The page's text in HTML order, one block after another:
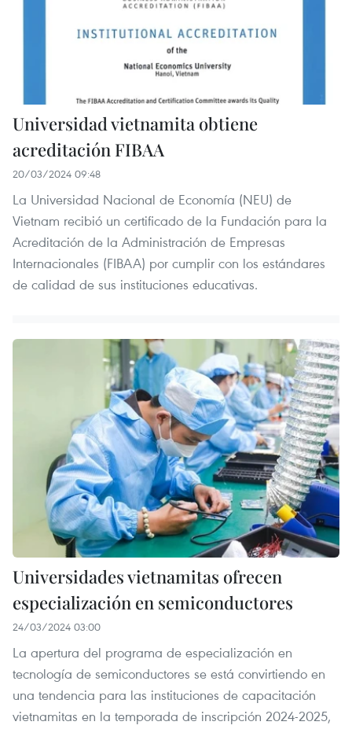
Universidad vietnamita obtiene
acreditación FIBAA
20/03/2024 09:48
La Universidad Nacional de Economía (NEU) de
Vietnam recibió un certificado de la Fundación para la
Acreditación de la Administración de Empresas
Internacionales (FIBAA) por cumplir con los estándares
de calidad de sus instituciones educativas.
Universidades vietnamitas ofrecen
especialización en semiconductores
24/03/2024 03:00
La apertura del programa de especialización en
tecnología de semiconductores se está convirtiendo en
una tendencia para las instituciones de capacitación
vietnamitas en la temporada de inscripción 2024-2025,